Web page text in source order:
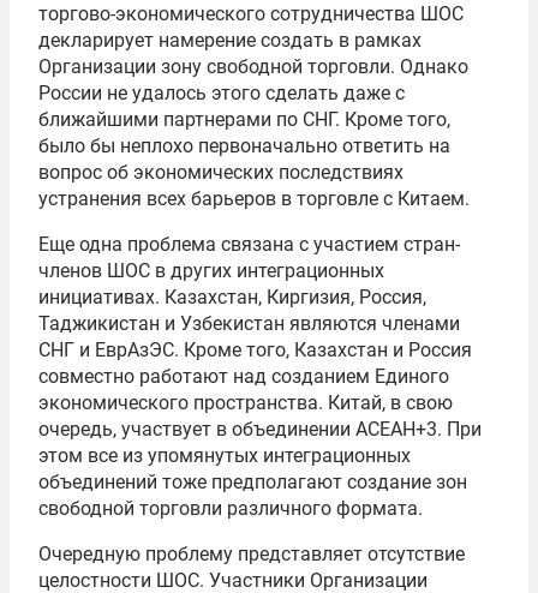
торгово-экономического сотрудничества ШОС
декларирует намерение создать в рамках
Организации зону свободной торговли. Однако
России не удалось этого сделать даже с
ближайшими партнерами по СНГ. Кроме того,
было бы неплохо первоначально ответить на
вопрос об экономических последствиях
устранения всех барьеров в торговле с Китаем.
Еще одна проблема связана с участием стран-
членов ШОС в других интеграционных
инициативах. Казахстан, Киргизия, Россия,
Таджикистан и Узбекистан являются членами
СНГ и ЕврАзЭС. Кроме того, Казахстан и Россия
совместно работают над созданием Единого
экономического пространства. Китай, в свою
очередь, участвует в объединении АСЕАН+3. При
этом все из упомянутых интеграционных
объединений тоже предполагают создание зон
свободной торговли различного формата.
Очередную проблему представляет отсутствие
целостности ШОС. Участники Организации